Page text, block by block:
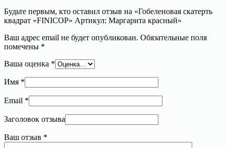
Будьте первым, кто оставил отзыв на «Гобеленовая скатерть
квадрат «FINICOP» Артикул: Маргарита красный»
Ваш адрес email не будет опубликован. Обязательные поля
помечены *
Ваша оценка *
Имя *
Email *
Заголовок отзыва
Ваш отзыв *